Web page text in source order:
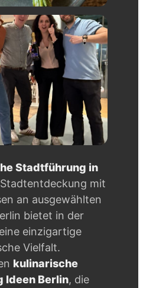
Stadtführung in
mit
an ausgewählten
bietet in der
einzigartige
Vielfalt.
kulinarische
Ideen Berlin, die